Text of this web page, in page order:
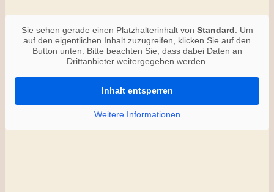
Sie sehen gerade einen Platzhalterinhalt von Standard. Um
auf den eigentlichen Inhalt zuzugreifen, klicken Sie auf den
Button unten. Bitte beachten Sie, dass dabei Daten an
Drittanbieter weitergegeben werden.
Inhalt entsperren
Weitere Informationen